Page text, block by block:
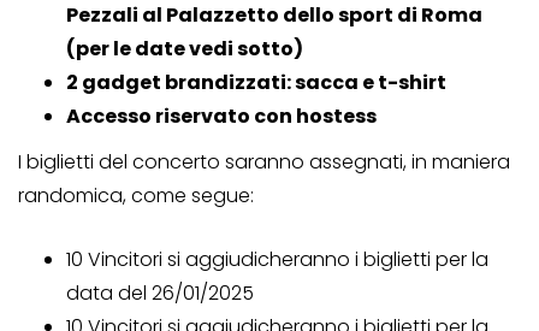
Pezzali al Palazzetto dello sport di Roma
(per le date vedi sotto)
2 gadget brandizzati: sacca e t-shirt
Accesso riservato con hostess
I biglietti del concerto saranno assegnati, in maniera
randomica, come segue:
10 Vincitori si aggiudicheranno i biglietti per la
data del 26/01/2025